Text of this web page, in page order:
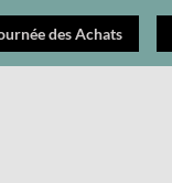
des Achats